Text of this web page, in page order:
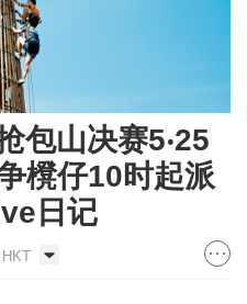
包山决赛5‧25
櫈仔10时起派
日记